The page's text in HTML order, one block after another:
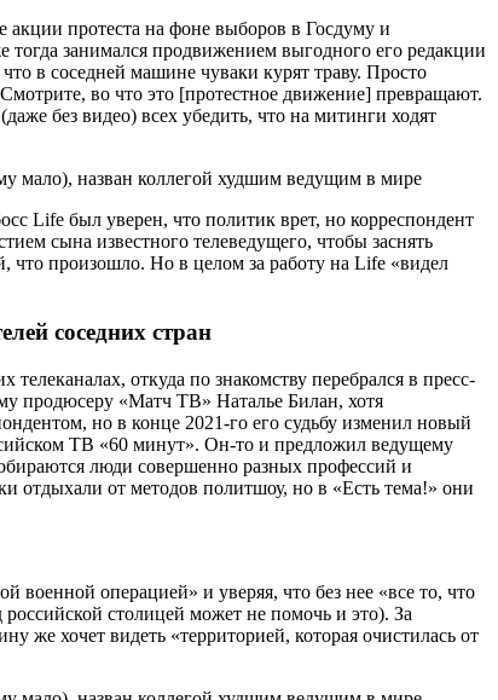
протеста на фоне выборов в Госдуму и
занимался продвижением выгодного его редакции
в соседней машине чуваки курят траву. Просто
во что это [протестное движение] превращают.
без видео) всех убедить, что на митинги ходят
Life был уверен, что политик врет, но корреспондент
сына известного телеведущего, чтобы заснять
что произошло. Но в целом за работу на Life «видел
соседних стран
откуда по знакомству перебрался в пресс-
продюсеру «Матч ТВ» Наталье Билан, хотя
но в конце 2021-го его судьбу изменил новый
ТВ «60 минут». Он-то и предложил ведущему
люди совершенно разных профессий и
отдыхали от методов политшоу, но в «Есть тема!» они
операцией» и уверяя, что без нее «все то, что
столицей может не помочь и это). За
хочет видеть «территорией, которая очистилась от